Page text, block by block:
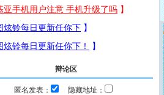
辩论区
匿名发表：
隐藏地址：